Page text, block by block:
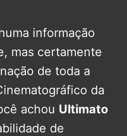
informação
mas certamente
de toda a
da
achou Ultimato
de